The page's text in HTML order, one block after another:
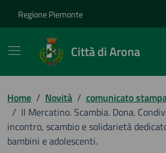
Regione Piemonte
Città di Arona
Home / Novità / comunicato
/ Il Mercatino. Scambia. Dona.
incontro, scambio e solidarietà
bambini e adolescenti.